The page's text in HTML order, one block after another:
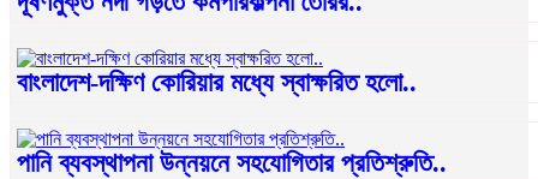
বাংলাদেশ-দক্ষিণ কোরিয়ার মধ্যে স্বাক্ষরিত হলো..
পানি ব্যবস্থাপনা উন্নয়নে সহযোগিতার প্রতিশ্রুতি..